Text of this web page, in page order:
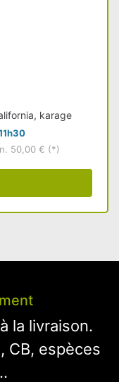
karage
50,00 € (*)
la livraison.
CB, espèces